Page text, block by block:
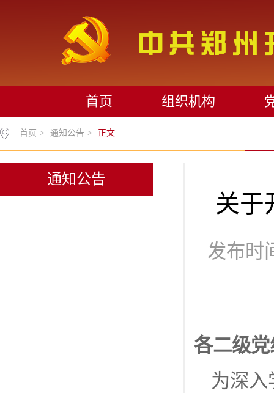
首页 组织机构
首页 > 通知公告 > 正文
通知公告
关于
发布时
各二级
为深